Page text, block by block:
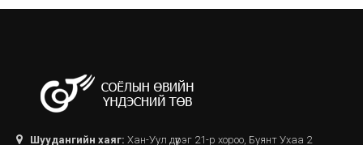
Шуудангийн хаяг: Хан-Уул дүүрэг 21-р хороо, Буянт Ухаа 2